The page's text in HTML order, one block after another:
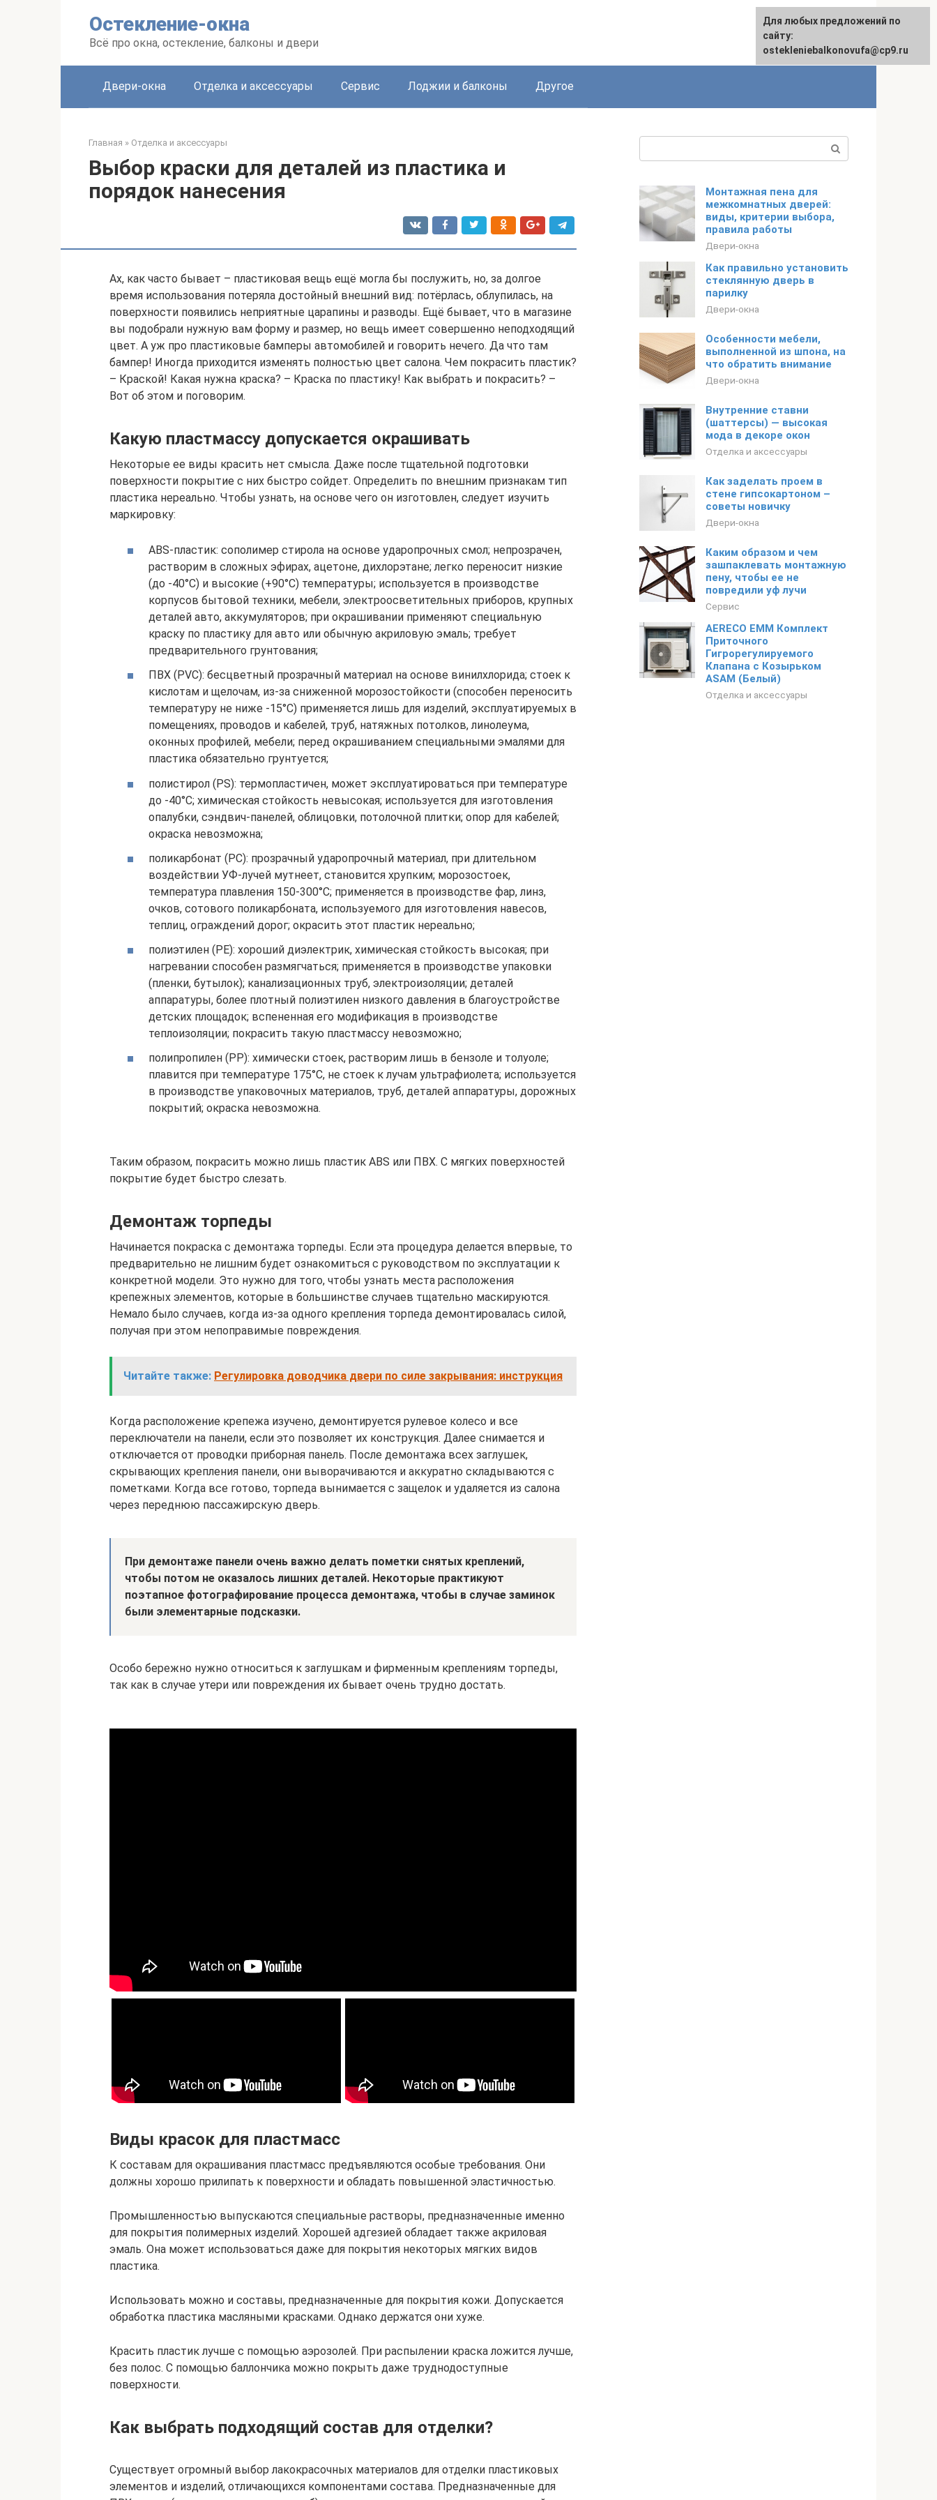
Остекление-окна
Всё про окна, остекление, балконы и двери
Двери-окна Отделка и аксессуары Сервис Лоджии и балконы Другое
Главная » Отделка и аксессуары
Выбор краски для деталей из пластика и
порядок нанесения
Ах, как часто бывает – пластиковая вещь ещё могла бы послужить, но, за долгое
время использования потеряла достойный внешний вид: потёрлась, облупилась, на
поверхности появились неприятные царапины и разводы. Ещё бывает, что в магазине
вы подобрали нужную вам форму и размер, но вещь имеет совершенно неподходящий
цвет. А уж про пластиковые бамперы автомобилей и говорить нечего. Да что там
бампер! Иногда приходится изменять полностью цвет салона. Чем покрасить пластик?
– Краской! Какая нужна краска? – Краска по пластику! Как выбрать и покрасить? –
Вот об этом и поговорим.
Какую пластмассу допускается окрашивать
Некоторые ее виды красить нет смысла. Даже после тщательной подготовки
поверхности покрытие с них быстро сойдет. Определить по внешним признакам тип
пластика нереально. Чтобы узнать, на основе чего он изготовлен, следует изучить
маркировку:
ABS-пластик: сополимер стирола на основе ударопрочных смол; непрозрачен,
растворим в сложных эфирах, ацетоне, дихлорэтане; легко переносит низкие
(до -40°С) и высокие (+90°С) температуры; используется в производстве
корпусов бытовой техники, мебели, электроосветительных приборов, крупных
деталей авто, аккумуляторов; при окрашивании применяют специальную
краску по пластику для авто или обычную акриловую эмаль; требует
предварительного грунтования;
ПВХ (PVC): бесцветный прозрачный материал на основе винилхлорида; стоек к
кислотам и щелочам, из-за сниженной морозостойкости (способен переносить
температуру не ниже -15°С) применяется лишь для изделий, эксплуатируемых в
помещениях, проводов и кабелей, труб, натяжных потолков, линолеума,
оконных профилей, мебели; перед окрашиванием специальными эмалями для
пластика обязательно грунтуется;
полистирол (PS): термопластичен, может эксплуатироваться при температуре
до -40°С; химическая стойкость невысокая; используется для изготовления
опалубки, сэндвич-панелей, облицовки, потолочной плитки; опор для кабелей;
окраска невозможна;
поликарбонат (PC): прозрачный ударопрочный материал, при длительном
воздействии УФ-лучей мутнеет, становится хрупким; морозостоек,
температура плавления 150-300°С; применяется в производстве фар, линз,
очков, сотового поликарбоната, используемого для изготовления навесов,
теплиц, ограждений дорог; окрасить этот пластик нереально;
полиэтилен (PE): хороший диэлектрик, химическая стойкость высокая; при
нагревании способен размягчаться; применяется в производстве упаковки
(пленки, бутылок); канализационных труб, электроизоляции; деталей
аппаратуры, более плотный полиэтилен низкого давления в благоустройстве
детских площадок; вспененная его модификация в производстве
теплоизоляции; покрасить такую пластмассу невозможно;
полипропилен (PP): химически стоек, растворим лишь в бензоле и толуоле;
плавится при температуре 175°С, не стоек к лучам ультрафиолета; используется
в производстве упаковочных материалов, труб, деталей аппаратуры, дорожных
покрытий; окраска невозможна.
Таким образом, покрасить можно лишь пластик ABS или ПВХ. С мягких поверхностей
покрытие будет быстро слезать.
Демонтаж торпеды
Начинается покраска с демонтажа торпеды. Если эта процедура делается впервые, то
предварительно не лишним будет ознакомиться с руководством по эксплуатации к
конкретной модели. Это нужно для того, чтобы узнать места расположения
крепежных элементов, которые в большинстве случаев тщательно маскируются.
Немало было случаев, когда из-за одного крепления торпеда демонтировалась силой,
получая при этом непоправимые повреждения.
Читайте также: Регулировка доводчика двери по силе закрывания: инструкция
Когда расположение крепежа изучено, демонтируется рулевое колесо и все
переключатели на панели, если это позволяет их конструкция. Далее снимается и
отключается от проводки приборная панель. После демонтажа всех заглушек,
скрывающих крепления панели, они выворачиваются и аккуратно складываются с
пометками. Когда все готово, торпеда вынимается с защелок и удаляется из салона
через переднюю пассажирскую дверь.
При демонтаже панели очень важно делать пометки снятых креплений,
чтобы потом не оказалось лишних деталей. Некоторые практикуют
поэтапное фотографирование процесса демонтажа, чтобы в случае заминок
были элементарные подсказки.
Особо бережно нужно относиться к заглушкам и фирменным креплениям торпеды,
так как в случае утери или повреждения их бывает очень трудно достать.
Виды красок для пластмасс
К составам для окрашивания пластмасс предъявляются особые требования. Они
должны хорошо прилипать к поверхности и обладать повышенной эластичностью.
Промышленностью выпускаются специальные растворы, предназначенные именно
для покрытия полимерных изделий. Хорошей адгезией обладает также акриловая
эмаль. Она может использоваться даже для покрытия некоторых мягких видов
пластика.
Использовать можно и составы, предназначенные для покрытия кожи. Допускается
обработка пластика масляными красками. Однако держатся они хуже.
Красить пластик лучше с помощью аэрозолей. При распылении краска ложится лучше,
без полос. С помощью баллончика можно покрыть даже труднодоступные
поверхности.
Как выбрать подходящий состав для отделки?
Существует огромный выбор лакокрасочных материалов для отделки пластиковых
элементов и изделий, отличающихся компонентами состава. Предназначенные для
Монтажная пена для
межкомнатных дверей:
виды, критерии выбора,
правила работы
Двери-окна
Как правильно установить
стеклянную дверь в
парилку
Двери-окна
Особенности мебели,
выполненной из шпона, на
что обратить внимание
Двери-окна
Внутренние ставни
(шаттерсы) — высокая
мода в декоре окон
Отделка и аксессуары
Как заделать проем в
стене гипсокартоном –
советы новичку
Двери-окна
Каким образом и чем
зашпаклевать монтажную
пену, чтобы ее не
повредили уф лучи
Сервис
AERECO EMM Комплект
Приточного
Гигрорегулируемого
Клапана с Козырьком
ASAM (Белый)
Отделка и аксессуары
Для любых предложений по
сайту:
ostekleniebalkonovufa@cp9.ru